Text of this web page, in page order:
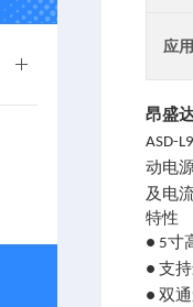
应
昂盛
ASD-
动电
及电
特性
● 5寸
● 支
● 双